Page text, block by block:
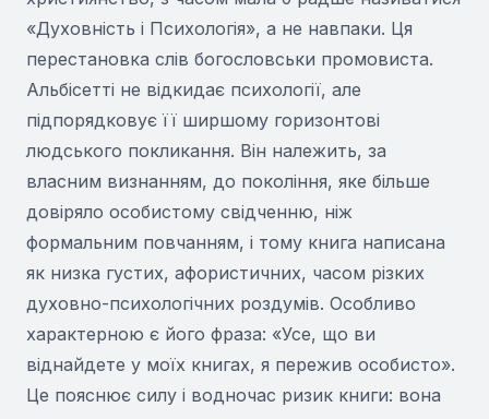
«Духовність і Психологія», а не навпаки. Ця
перестановка слів богословськи промовиста.
Альбісетті не відкидає психології, але
підпорядковує її ширшому горизонтові
людського покликання. Він належить, за
власним визнанням, до покоління, яке більше
довіряло особистому свідченню, ніж
формальним повчанням, і тому книга написана
як низка густих, афористичних, часом різких
духовно-психологічних роздумів. Особливо
характерною є його фраза: «Усе, що ви
віднайдете у моїх книгах, я пережив особисто».
Це пояснює силу і водночас ризик книги: вона